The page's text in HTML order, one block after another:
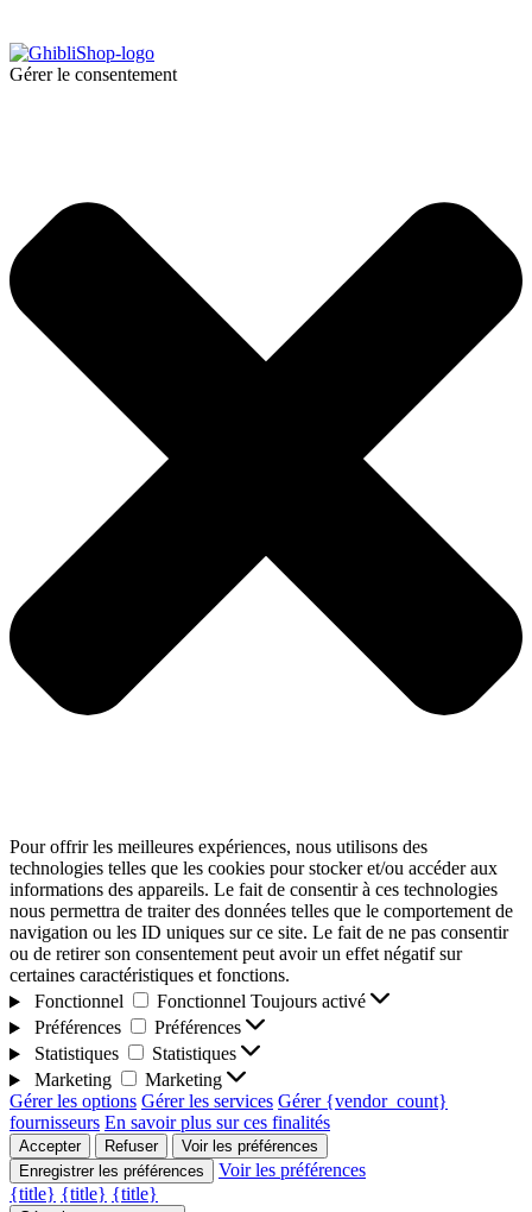
Gérer le consentement
Pour offrir les meilleures expériences, nous utilisons des
technologies telles que les cookies pour stocker et/ou accéder aux
informations des appareils. Le fait de consentir à ces technologies
nous permettra de traiter des données telles que le comportement de
navigation ou les ID uniques sur ce site. Le fait de ne pas consentir
ou de retirer son consentement peut avoir un effet négatif sur
certaines caractéristiques et fonctions.
Fonctionnel
Fonctionnel Toujours activé
Préférences
Préférences
Statistiques
Statistiques
Marketing
Marketing
Gérer les options Gérer les services Gérer {vendor_count}
fournisseurs En savoir plus sur ces finalités
Accepter Refuser
Voir les préférences
Enregistrer les préférences
Voir les préférences
{title} {title} {title}